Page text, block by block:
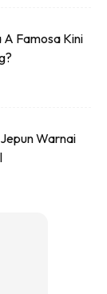
Famosa Kini
Warnai